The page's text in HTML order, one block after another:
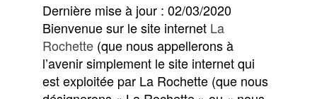
Dernière mise à jour : 02/03/2020
Bienvenue sur le site internet La
Rochette (que nous appellerons à
l’avenir simplement le site internet qui
est exploitée par La Rochette (que nous